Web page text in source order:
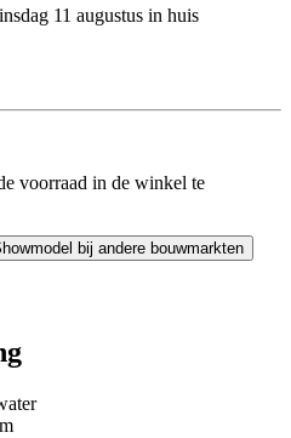
11 augustus in huis
voorraad in de winkel te
bij andere bouwmarkten